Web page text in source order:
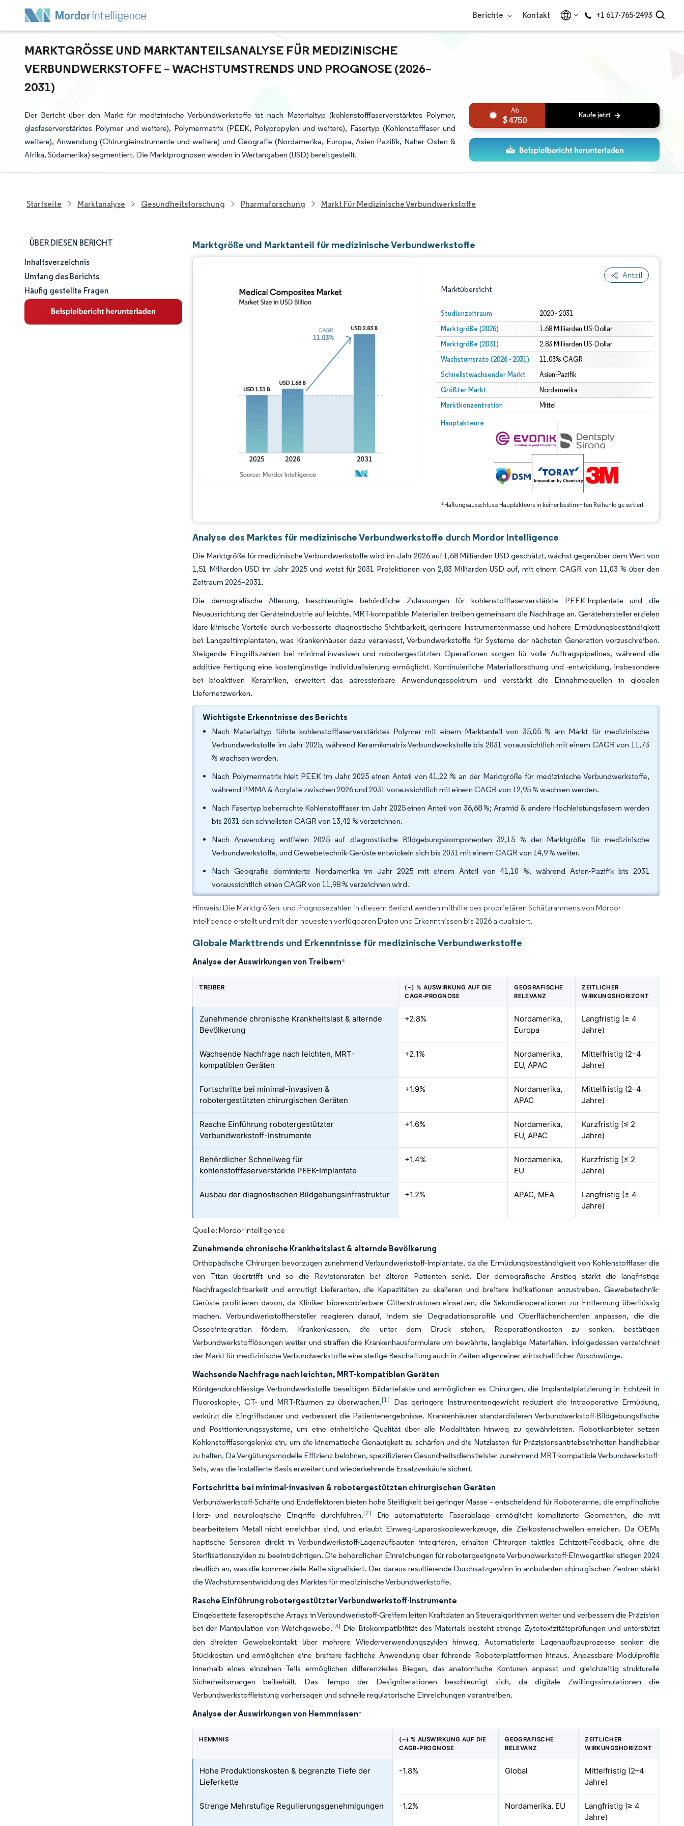
Berichte Kontakt +1 617-765-2493
MARKTGRÖSSE UND MARKTANTEILSANALYSE FÜR MEDIZINISCHE V
ERBUNDWERKSTOFFE – WACHSTUMSTRENDS UND PROGNOSE (2026–2
031)
Der Bericht über den Markt für medizinische Verbundwerkstoffe ist nach Materialtyp (kohlenstofffaserverstärktes Polymer,
glasfaserverstärktes Polymer und weitere), Polymermatrix (PEEK, Polypropylen und weitere), Fasertyp (Kohlenstofffaser und
weitere), Anwendung (Chirurgieinstrumente und weitere) und Geografie (Nordamerika, Europa, Asien-Pazifik, Naher Osten &
Afrika, Südamerika) segmentiert. Die Marktprognosen werden in Wertangaben (USD) bereitgestellt.
4750
Startseite Marktanalyse Gesundheitsforschung Pharmaforschung Markt Für Medizinische Verbundwerkstoffe
ÜBER DIESEN BERICHT
Marktgröße und -anteil
Marktanalyse
Trends und Einblicke
Inhaltsverzeichnis
Umfang des Berichts
Häufig gestellte Fragen
Marktgröße und Marktanteil für medizinische Verbundwerkstoffe
Anteil
Marktübersicht
Studienzeitraum 2020 - 2031
Marktgröße (2026) 1.68 Milliarden US-Dollar
Marktgröße (2031) 2.83 Milliarden US-Dollar
Wachstumsrate (2026 - 2031) 11.03% CAGR
Schnellstwachsender Markt Asien-Pazifik
Größter Markt Nordamerika
Marktkonzentration Mittel
Hauptakteure
*Haftungsausschluss: Hauptakteure in keiner bestimmten Reihenfolge sortiert
Bild © Mordor Intelligence. Wiederverwendung erfordert Namensnennung gemäß CC BY 4.0.
Bild © Mordor Intelligence. Wiederverwendung erfordert Namensnennung gemäß CC BY 4.0.
Analyse des Marktes für medizinische Verbundwerkstoffe durch Mordor Intelligence
Die Marktgröße für medizinische Verbundwerkstoffe wird im Jahr 2026 auf 1,68 Milliarden USD geschätzt, wächst gegenüber dem Wert von
1,51 Milliarden USD im Jahr 2025 und weist für 2031 Projektionen von 2,83 Milliarden USD auf, mit einem CAGR von 11,03 % über den
Zeitraum 2026–2031.
Die demografische Alterung, beschleunigte behördliche Zulassungen für kohlenstofffaserverstärkte PEEK-Implantate und die
Neuausrichtung der Geräteindustrie auf leichte, MRT-kompatible Materialien treiben gemeinsam die Nachfrage an. Gerätehersteller erzielen
klare klinische Vorteile durch verbesserte diagnostische Sichtbarkeit, geringere Instrumentenmasse und höhere Ermüdungsbeständigkeit
bei Langzeitimplantaten, was Krankenhäuser dazu veranlasst, Verbundwerkstoffe für Systeme der nächsten Generation vorzuschreiben.
Steigende Eingriffszahlen bei minimal-invasiven und robotergestützten Operationen sorgen für volle Auftragspipelines, während die
additive Fertigung eine kostengünstige Individualisierung ermöglicht. Kontinuierliche Materialforschung und -entwicklung, insbesondere
bei bioaktiven Keramiken, erweitert das adressierbare Anwendungsspektrum und verstärkt die Einnahmequellen in globalen
Liefernetzwerken.
Wichtigste Erkenntnisse des Berichts
Nach Materialtyp führte kohlenstofffaserverstärktes Polymer mit einem Marktanteil von 35,05 % am Markt für medizinische
Verbundwerkstoffe im Jahr 2025, während Keramikmatrix-Verbundwerkstoffe bis 2031 voraussichtlich mit einem CAGR von 11,73
% wachsen werden.
Nach Polymermatrix hielt PEEK im Jahr 2025 einen Anteil von 41,22 % an der Marktgröße für medizinische Verbundwerkstoffe,
während PMMA & Acrylate zwischen 2026 und 2031 voraussichtlich mit einem CAGR von 12,95 % wachsen werden.
Nach Fasertyp beherrschte Kohlenstofffaser im Jahr 2025 einen Anteil von 36,68 %; Aramid & andere Hochleistungsfasern werden
bis 2031 den schnellsten CAGR von 13,42 % verzeichnen.
Nach Anwendung entfielen 2025 auf diagnostische Bildgebungskomponenten 32,15 % der Marktgröße für medizinische
Verbundwerkstoffe, und Gewebetechnik-Gerüste entwickeln sich bis 2031 mit einem CAGR von 14,9 % weiter.
Nach Geografie dominierte Nordamerika im Jahr 2025 mit einem Anteil von 41,10 %, während Asien-Pazifik bis 2031
voraussichtlich einen CAGR von 11,98 % verzeichnen wird.
Hinweis: Die Marktgrößen- und Prognosezahlen in diesem Bericht werden mithilfe des proprietären Schätzrahmens von Mordor
Intelligence erstellt und mit den neuesten verfügbaren Daten und Erkenntnissen bis 2026 aktualisiert.
Globale Markttrends und Erkenntnisse für medizinische Verbundwerkstoffe
Analyse der Auswirkungen von Treibern*
TREIBER
(~) % AUSWIRKUNG AUF DIE
CAGR-PROGNOSE
GEOGRAFISCHE
RELEVANZ
ZEITLICHER
WIRKUNGSHORIZONT
Zunehmende chronische Krankheitslast & alternde
Bevölkerung
+2.8%
Nordamerika,
Europa
Langfristig (≥ 4
Jahre)
Wachsende Nachfrage nach leichten, MRT-
kompatiblen Geräten
+2.1%
Nordamerika,
EU, APAC
Mittelfristig (2–4
Jahre)
Fortschritte bei minimal-invasiven &
robotergestützten chirurgischen Geräten
+1.9%
Nordamerika,
APAC
Mittelfristig (2–4
Jahre)
Rasche Einführung robotergestützter
Verbundwerkstoff-Instrumente
+1.6%
Nordamerika,
EU, APAC
Kurzfristig (≤ 2
Jahre)
Behördlicher Schnellweg für
kohlenstofffaserverstärkte PEEK-Implantate
+1.4%
Nordamerika,
EU
Kurzfristig (≤ 2
Jahre)
Ausbau der diagnostischen Bildgebungsinfrastruktur +1.2% APAC, MEA
Langfristig (≥ 4
Jahre)
Quelle: Mordor Intelligence
Zunehmende chronische Krankheitslast & alternde Bevölkerung
Orthopädische Chirurgen bevorzugen zunehmend Verbundwerkstoff-Implantate, da die Ermüdungsbeständigkeit von Kohlenstofffaser die
von Titan übertrifft und so die Revisionsraten bei älteren Patienten senkt. Der demografische Anstieg stärkt die langfristige
Nachfragesichtbarkeit und ermutigt Lieferanten, die Kapazitäten zu skalieren und breitere Indikationen anzustreben. Gewebetechnik-
Gerüste profitieren davon, da Kliniker bioresorbierbare Gitterstrukturen einsetzen, die Sekundäroperationen zur Entfernung überflüssig
machen. Verbundwerkstoffhersteller reagieren darauf, indem sie Degradationsprofile und Oberflächenchemien anpassen, die die
Osseointegration fördern. Krankenkassen, die unter dem Druck stehen, Reoperationskosten zu senken, bestätigen
Verbundwerkstofflösungen weiter und straffen die Krankenhausformulare um bewährte, langlebige Materialien. Infolgedessen verzeichnet
der Markt für medizinische Verbundwerkstoffe eine stetige Beschaffung auch in Zeiten allgemeiner wirtschaftlicher Abschwünge.
Wachsende Nachfrage nach leichten, MRT-kompatiblen Geräten
Röntgendurchlässige Verbundwerkstoffe beseitigen Bildartefakte und ermöglichen es Chirurgen, die Implantatplatzierung in Echtzeit in
Fluoroskopie-, CT- und MRT-Räumen zu überwachen.[1] Das geringere Instrumentengewicht reduziert die intraoperative Ermüdung,
verkürzt die Eingriffsdauer und verbessert die Patientenergebnisse. Krankenhäuser standardisieren Verbundwerkstoff-Bildgebungstische
und Positionierungssysteme, um eine einheitliche Qualität über alle Modalitäten hinweg zu gewährleisten. Robotikanbieter setzen
Kohlenstofffasergelenke ein, um die kinematische Genauigkeit zu schärfen und die Nutzlasten für Präzisionsantriebseinheiten handhabbar
zu halten. Da Vergütungsmodelle Effizienz belohnen, spezifizieren Gesundheitsdienstleister zunehmend MRT-kompatible Verbundwerkstoff-
Sets, was die installierte Basis erweitert und wiederkehrende Ersatzverkäufe sichert.
Fortschritte bei minimal-invasiven & robotergestützten chirurgischen Geräten
Verbundwerkstoff-Schäfte und Endeffektoren bieten hohe Steifigkeit bei geringer Masse – entscheidend für Roboterarme, die empfindliche
Herz- und neurologische Eingriffe durchführen.[2]
Die automatisierte Faserablage ermöglicht komplizierte Geometrien, die mit
bearbeitetem Metall nicht erreichbar sind, und erlaubt Einweg-Laparoskopiewerkzeuge, die Zielkostenschwellen erreichen. Da OEMs
haptische Sensoren direkt in Verbundwerkstoff-Lagenaufbauten integrieren, erhalten Chirurgen taktiles Echtzeit-Feedback, ohne die
Sterilisationszyklen zu beeinträchtigen. Die behördlichen Einreichungen für robotergeeignete Verbundwerkstoff-Einwegartikel stiegen 2024
deutlich an, was die kommerzielle Reife signalisiert. Der daraus resultierende Durchsatzgewinn in ambulanten chirurgischen Zentren stärkt
die Wachstumsentwicklung des Marktes für medizinische Verbundwerkstoffe.
Rasche Einführung robotergestützter Verbundwerkstoff-Instrumente
Eingebettete faseroptische Arrays in Verbundwerkstoff-Greifern leiten Kraftdaten an Steueralgorithmen weiter und verbessern die Präzision
bei der Manipulation von Weichgewebe.[3] Die Biokompatibilität des Materials besteht strenge Zytotoxizitätsprüfungen und unterstützt
den direkten Gewebekontakt über mehrere Wiederverwendungszyklen hinweg. Automatisierte Lagenaufbauprozesse senken die
Stückkosten und ermöglichen eine breitere fachliche Anwendung über führende Roboterplattformen hinaus. Anpassbare Modulprofile
innerhalb eines einzelnen Teils ermöglichen differenzielles Biegen, das anatomische Konturen anpasst und gleichzeitig strukturelle
Sicherheitsmargen beibehält. Das Tempo der Designiterationen beschleunigt sich, da digitale Zwillingssimulationen die
Verbundwerkstoffleistung vorhersagen und schnelle regulatorische Einreichungen vorantreiben.
Analyse der Auswirkungen von Hemmnissen*
HEMMNIS
(~) % AUSWIRKUNG AUF DIE
CAGR-PROGNOSE
GEOGRAFISCHE
RELEVANZ
ZEITLICHER
WIRKUNGSHORIZONT
Hohe Produktionskosten & begrenzte Tiefe der
Lieferkette
-1.8% Global
Mittelfristig (2–4
Jahre)
Strenge Mehrstufige Regulierungsgenehmigungen -1.2% Nordamerika, EU
Langfristig (≥ 4
Jahre)